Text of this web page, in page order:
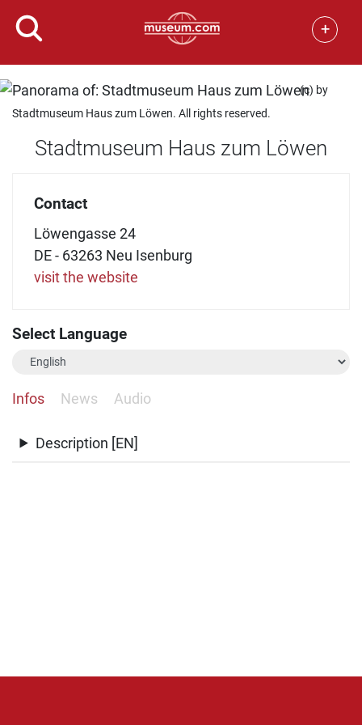
+
(c) by
Stadtmuseum Haus zum Löwen. All rights reserved.
Stadtmuseum Haus zum Löwen
Contact
Löwengasse 24
DE - 63263 Neu Isenburg
visit the website
Select Language
Infos News Audio
Description [EN]